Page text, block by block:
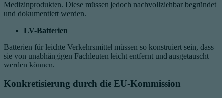
Medizinprodukten. Diese müssen jedoch nachvollziehbar begründet
und dokumentiert werden.
LV-Batterien
Batterien für leichte Verkehrsmittel müssen so konstruiert sein, dass
sie von unabhängigen Fachleuten leicht entfernt und ausgetauscht
werden können.
Konkretisierung durch die EU-Kommission